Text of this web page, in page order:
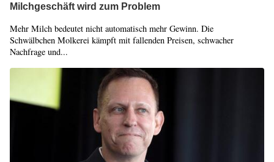
Milchgeschäft wird zum Problem
Mehr Milch bedeutet nicht automatisch mehr Gewinn. Die
Schwälbchen Molkerei kämpft mit fallenden Preisen, schwacher
Nachfrage und...